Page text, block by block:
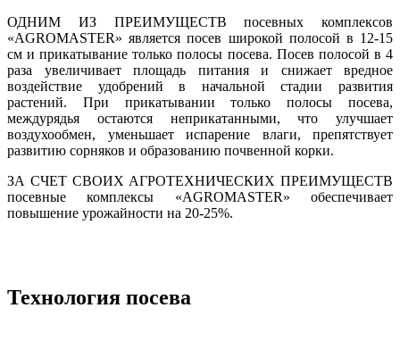
ОДНИМ ИЗ ПРЕИМУЩЕСТВ посевных комплексов
«АGROMASTER» является посев широкой полосой в 12-15
см и прикатывание только полосы посева. Посев полосой в 4
раза увеличивает площадь питания и снижает вредное
воздействие удобрений в начальной стадии развития
растений. При прикатывании только полосы посева,
междурядья остаются неприкатанными, что улучшает
воздухообмен, уменьшает испарение влаги, препятствует
развитию сорняков и образованию почвенной корки.
ЗА СЧЕТ СВОИХ АГРОТЕХНИЧЕСКИХ ПРЕИМУЩЕСТВ
посевные комплексы «АGROMASTER» обеспечивает
повышение урожайности на 20-25%.
Технология посева